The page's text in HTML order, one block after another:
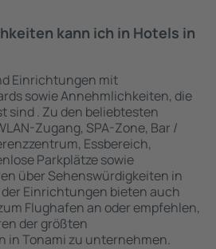
kann ich in Hotels in
Einrichtungen mit
sowie Annehmlichkeiten, die
sind . Zu den beliebtesten
Zugang, SPA-Zone, Bar /
Essbereich,
Parkplätze sowie
über Sehenswürdigkeiten in
Einrichtungen bieten auch
Flughafen an oder empfehlen,
der größten
in Tonami zu unternehmen.